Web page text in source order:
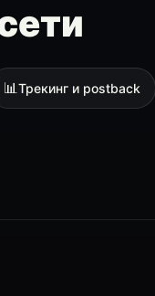
📊Трекинг и postback